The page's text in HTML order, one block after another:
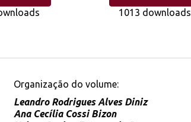
1013 downloads
Organização do volume:
Leandro Rodrigues Alves Diniz
Ana Cecília Cossi Bizon